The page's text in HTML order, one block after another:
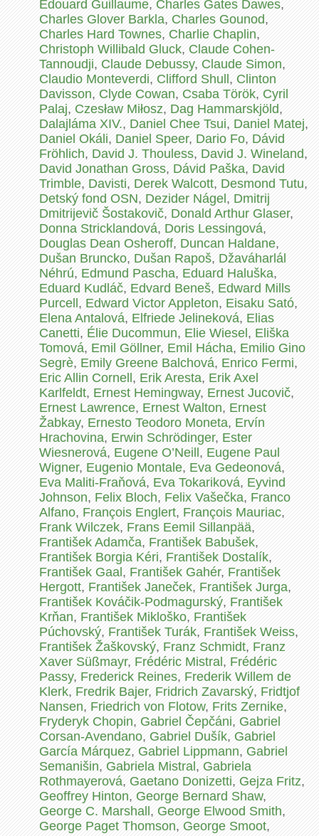
Édouard Guillaume,Charles Gates Dawes,
Charles Glover Barkla,Charles Gounod,
Charles Hard Townes,Charlie Chaplin,
Christoph Willibald Gluck,Claude Cohen-
Tannoudji,Claude Debussy,Claude Simon,
Claudio Monteverdi,Clifford Shull,Clinton
Davisson,Clyde Cowan,Csaba Török,Cyril
Palaj,Czesław Miłosz,Dag Hammarskjöld,
Dalajláma XIV.,Daniel Chee Tsui,Daniel Matej,
Daniel Okáli,Daniel Speer,Dario Fo,Dávid
Fröhlich,David J. Thouless,David J. Wineland,
David Jonathan Gross,Dávid Paška,David
Trimble,Davisti,Derek Walcott,Desmond Tutu,
Detský fond OSN,Dezider Nágel,Dmitrij
Dmitrijevič Šostakovič,Donald Arthur Glaser,
Donna Stricklandová,Doris Lessingová,
Douglas Dean Osheroff,Duncan Haldane,
Dušan Bruncko,Dušan Rapoš,Džaváharlál
Néhrú,Edmund Pascha,Eduard Haluška,
Eduard Kudláč,Edvard Beneš,Edward Mills
Purcell,Edward Victor Appleton,Eisaku Sató,
Elena Antalová,Elfriede Jelineková,Elias
Canetti,Élie Ducommun,Elie Wiesel,Eliška
Tomová,Emil Göllner,Emil Hácha,Emilio Gino
Segrè,Emily Greene Balchová,Enrico Fermi,
Eric Allin Cornell,Erik Aresta,Erik Axel
Karlfeldt,Ernest Hemingway,Ernest Jucovič,
Ernest Lawrence,Ernest Walton,Ernest
Žabkay,Ernesto Teodoro Moneta,Ervín
Hrachovina,Erwin Schrödinger,Ester
Wiesnerová,Eugene O’Neill,Eugene Paul
Wigner,Eugenio Montale,Eva Gedeonová,
Eva Maliti-Fraňová,Eva Tokariková,Eyvind
Johnson,Felix Bloch,Felix Vašečka,Franco
Alfano,François Englert,François Mauriac,
Frank Wilczek,Frans Eemil Sillanpää,
František Adamča,František Babušek,
František Borgia Kéri,František Dostalík,
František Gaal,František Gahér,František
Hergott,František Janeček,František Jurga,
František Kováčik-Podmagurský,František
Krňan,František Mikloško,František
Púchovský,František Turák,František Weiss,
František Žaškovský,Franz Schmidt,Franz
Xaver Süßmayr,Frédéric Mistral,Frédéric
Passy,Frederick Reines,Frederik Willem de
Klerk,Fredrik Bajer,Fridrich Zavarský,Fridtjof
Nansen,Friedrich von Flotow,Frits Zernike,
Fryderyk Chopin,Gabriel Čepčáni,Gabriel
Corsan-Avendano,Gabriel Dušík,Gabriel
García Márquez,Gabriel Lippmann,Gabriel
Semanišin,Gabriela Mistral,Gabriela
Rothmayerová,Gaetano Donizetti,Gejza Fritz,
Geoffrey Hinton,George Bernard Shaw,
George C. Marshall,George Elwood Smith,
George Paget Thomson,George Smoot,